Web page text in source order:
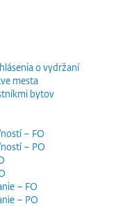
o vydržaní
mesta
bytov
– FO
– PO
– FO
– PO